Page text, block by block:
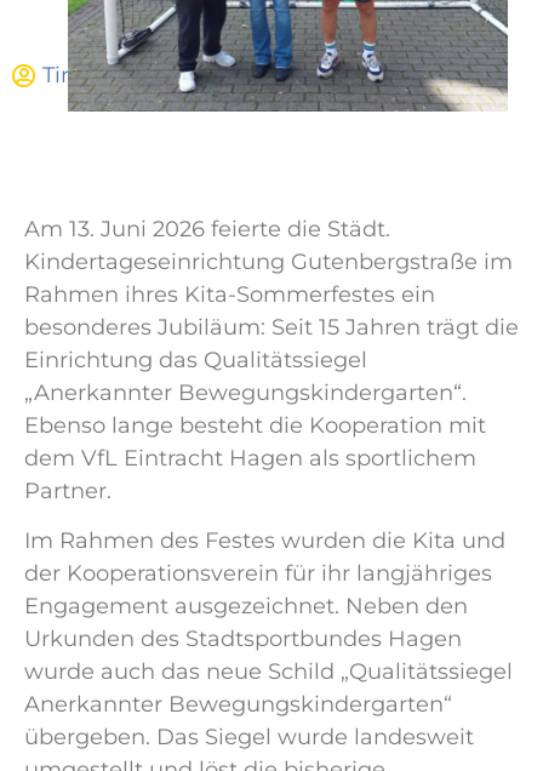
Tim Fischer Juni 16, 2026 12:21
Am 13. Juni 2026 feierte die Städt.
Kindertageseinrichtung Gutenbergstraße im
Rahmen ihres Kita-Sommerfestes ein
besonderes Jubiläum: Seit 15 Jahren trägt die
Einrichtung das Qualitätssiegel
„Anerkannter Bewegungskindergarten“.
Ebenso lange besteht die Kooperation mit
dem VfL Eintracht Hagen als sportlichem
Partner.
Im Rahmen des Festes wurden die Kita und
der Kooperationsverein für ihr langjähriges
Engagement ausgezeichnet. Neben den
Urkunden des Stadtsportbundes Hagen
wurde auch das neue Schild „Qualitätssiegel
Anerkannter Bewegungskindergarten“
übergeben. Das Siegel wurde landesweit